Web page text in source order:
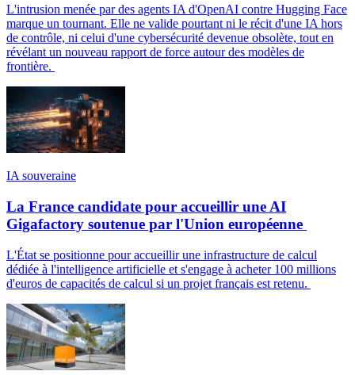
L'intrusion menée par des agents IA d'OpenAI contre Hugging Face
marque un tournant. Elle ne valide pourtant ni le récit d'une IA hors
de contrôle, ni celui d'une cybersécurité devenue obsolète, tout en
révélant un nouveau rapport de force autour des modèles de
frontière.
IA souveraine
La France candidate pour accueillir une AI
Gigafactory soutenue par l'Union européenne
L'État se positionne pour accueillir une infrastructure de calcul
dédiée à l'intelligence artificielle et s'engage à acheter 100 millions
d'euros de capacités de calcul si un projet français est retenu.